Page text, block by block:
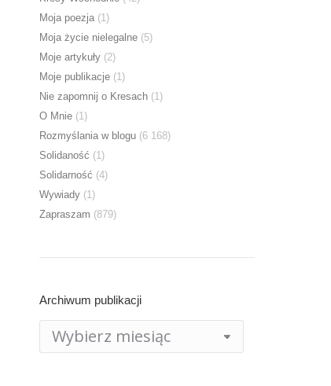
Moja poezja (1)
Moja życie nielegalne (5)
Moje artykuły (2)
Moje publikacje (1)
Nie zapomnij o Kresach (1)
O Mnie (1)
Rozmyślania w blogu (6 168)
Solidaność (1)
Solidarność (4)
Wywiady (1)
Zapraszam (879)
Archiwum publikacji
publikacji